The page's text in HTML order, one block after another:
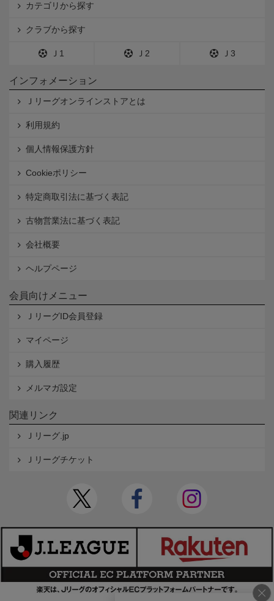
カテゴリから探す
クラブから探す
Ｊ1 Ｊ2 Ｊ3
インフォメーション
Ｊリーグオンラインストアとは
利用規約
個人情報保護方針
Cookieポリシー
特定商取引法に基づく表記
古物営業法に基づく表記
会社概要
ヘルプページ
会員向けメニュー
ＪリーグID会員登録
マイページ
購入履歴
メルマガ設定
関連リンク
Ｊリーグ.jp
Ｊリーグチケット